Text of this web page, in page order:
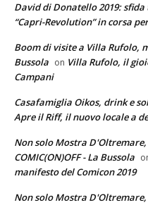
David di Donatello 2019:
“Capri-Revolution” in corsa
Boom di visite a Villa Rufolo,
Bussola on Villa Rufolo, il
Campani
Casafamiglia Oikos, drink e
Apre il Riff, il nuovo locale a
Non solo Mostra
COMIC(ON)OFF - La Bussola
manifesto del Comicon 2019
Non solo Mostra